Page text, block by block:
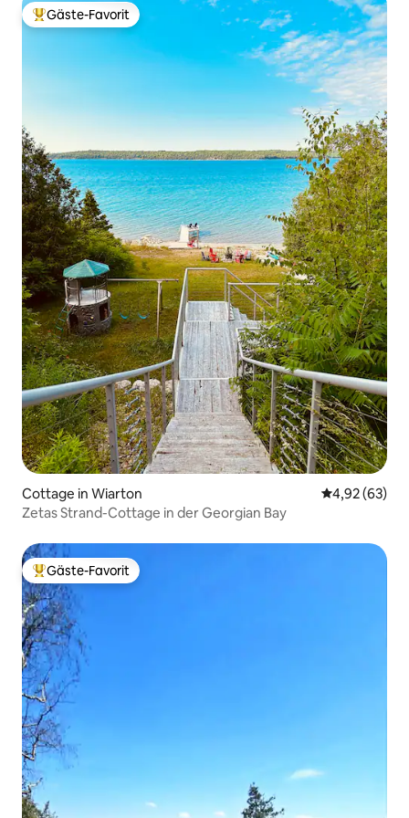
Beliebter Gäste-Favorit.
Gäste-Favorit
Cottage in Wiarton
4,92 (63)
Zetas Strand-Cottage in der Georgian Bay
Beliebter Gäste-Favorit.
Gäste-Favorit